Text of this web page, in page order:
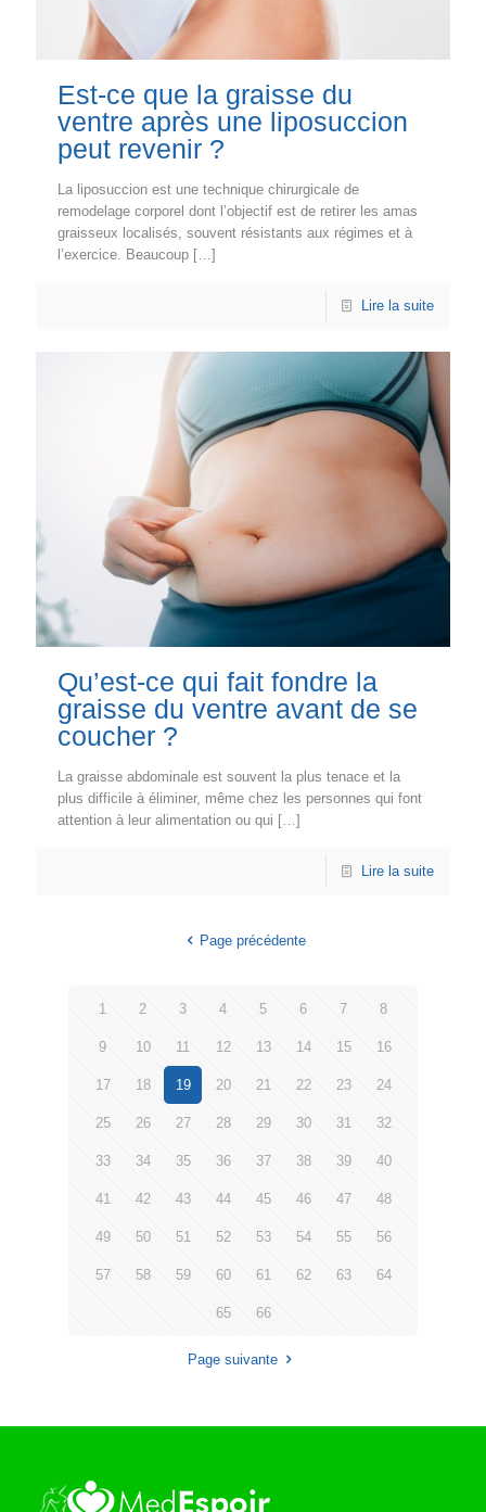
Est-ce que la graisse du
ventre après une liposuccion
peut revenir ?
La liposuccion est une technique chirurgicale de
remodelage corporel dont l’objectif est de retirer les amas
graisseux localisés, souvent résistants aux régimes et à
l’exercice. Beaucoup […]
Lire la suite
Qu’est-ce qui fait fondre la
graisse du ventre avant de se
coucher ?
La graisse abdominale est souvent la plus tenace et la
plus difficile à éliminer, même chez les personnes qui font
attention à leur alimentation ou qui […]
Lire la suite
Page précédente
1 2 3 4 5 6 7 8
9 10 11 12 13 14 15 16
17 18 19 20 21 22 23 24
25 26 27 28 29 30 31 32
33 34 35 36 37 38 39 40
41 42 43 44 45 46 47 48
49 50 51 52 53 54 55 56
57 58 59 60 61 62 63 64
65 66
Page suivante